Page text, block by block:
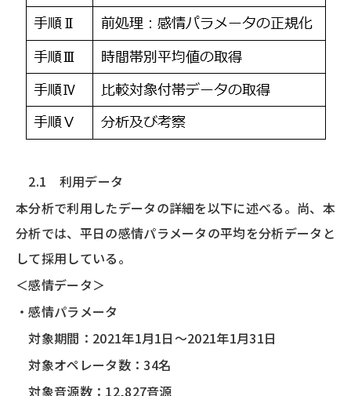
2.1 利用データ
本分析で利用したデータの詳細を以下に述べる。尚、本
分析では、平日の感情パラメータの平均を分析データと
して採用している。
＜感情データ＞
・感情パラメータ
対象期間：2021年1月1日～2021年1月31日
対象オペレータ数：34名
対象音源数：12,827音源